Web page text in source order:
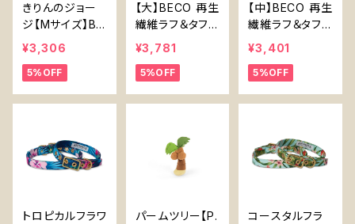
きりんのジョー
ジ【Mサイズ】Be
co Cuddly Re
cycled Plastic
Giraffe【Mediu
¥3,306
5%OFF
【大】BECO 再生
繊維ラフ＆タフい
るか【Large】Be
co Recycled
Rough & Toug
¥3,781
5%OFF
【中】BECO 再生
繊維ラフ＆タフひ
とで【Medium】
Beco Recycle
d Rough & To
¥3,401
5%OFF
トロピカルフラワ
パームツリー【P.
コースタルフラ